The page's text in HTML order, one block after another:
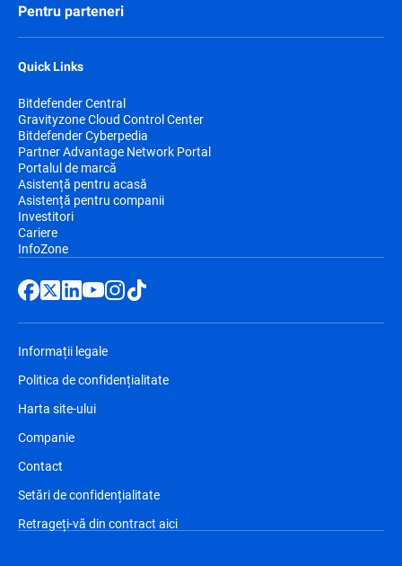
Pentru parteneri
Quick Links
Bitdefender Central
Gravityzone Cloud Control Center
Bitdefender Cyberpedia
Partner Advantage Network Portal
Portalul de marcă
Asistență pentru acasă
Asistență pentru companii
Investitori
Cariere
InfoZone
Informații legale
Politica de confidențialitate
Harta site-ului
Companie
Contact
Setări de confidențialitate
Retrageți-vă din contract aici